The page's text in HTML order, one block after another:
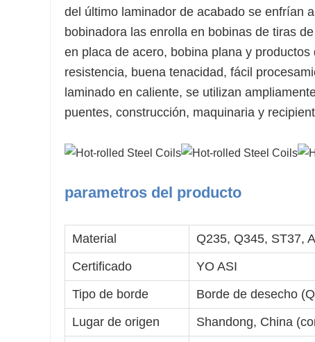
del último laminador de acabado se enfrían
bobinadora las enrolla en bobinas de tiras
en placa de acero, bobina plana y
resistencia, buena tenacidad, fácil
laminado en caliente, se utilizan
puentes, construcción, maquinaria y
parametros del producto
Material
Q235, Q345, ST37,
Certificado
YO ASI
Tipo de borde
Borde de desecho
Lugar de origen
Shandong, China